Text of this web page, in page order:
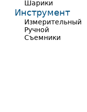
Шарики
Инструмент
Измерительный
Ручной
Съемники